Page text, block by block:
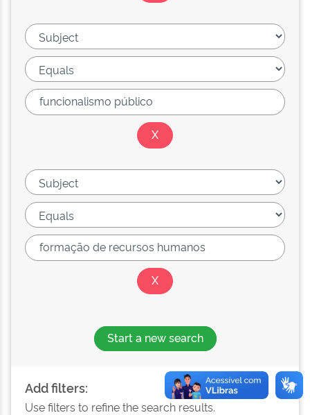
Start a new search
Add filters:
Use filters to refine the search results.